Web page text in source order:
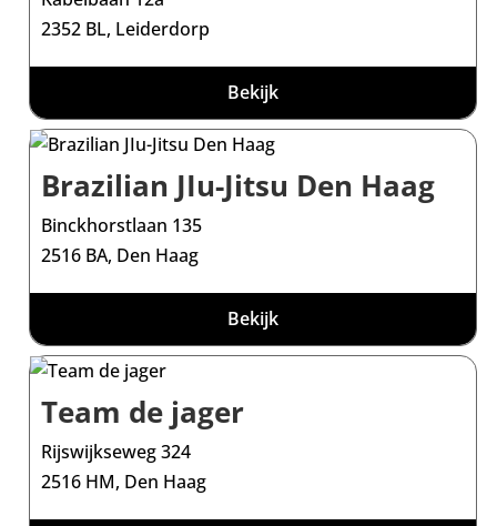
2352 BL, Leiderdorp
Bekijk
Brazilian JIu-Jitsu Den Haag
Binckhorstlaan 135
2516 BA, Den Haag
Bekijk
Team de jager
Rijswijkseweg 324
2516 HM, Den Haag